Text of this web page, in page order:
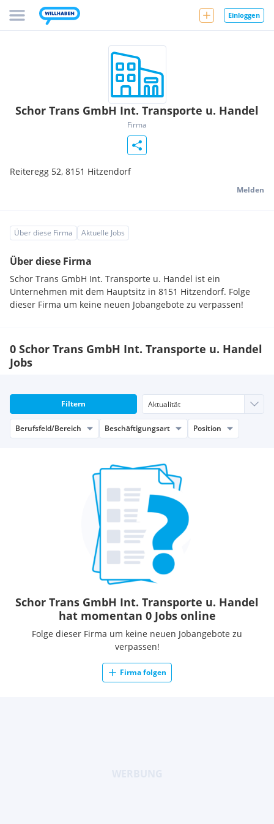
Einloggen
Schor Trans GmbH Int. Transporte u. Handel
Firma
Reiteregg 52, 8151 Hitzendorf
Melden
Über diese Firma Aktuelle Jobs
Über diese Firma
Schor Trans GmbH Int. Transporte u. Handel ist ein
Unternehmen mit dem Hauptsitz in 8151 Hitzendorf. Folge
dieser Firma um keine neuen Jobangebote zu verpassen!
0 Schor Trans GmbH Int. Transporte u. Handel
Jobs
Filtern
Berufsfeld/Bereich Beschäftigungsart Position
Schor Trans GmbH Int. Transporte u. Handel
hat momentan 0 Jobs online
Folge dieser Firma um keine neuen Jobangebote zu
verpassen!
Firma folgen